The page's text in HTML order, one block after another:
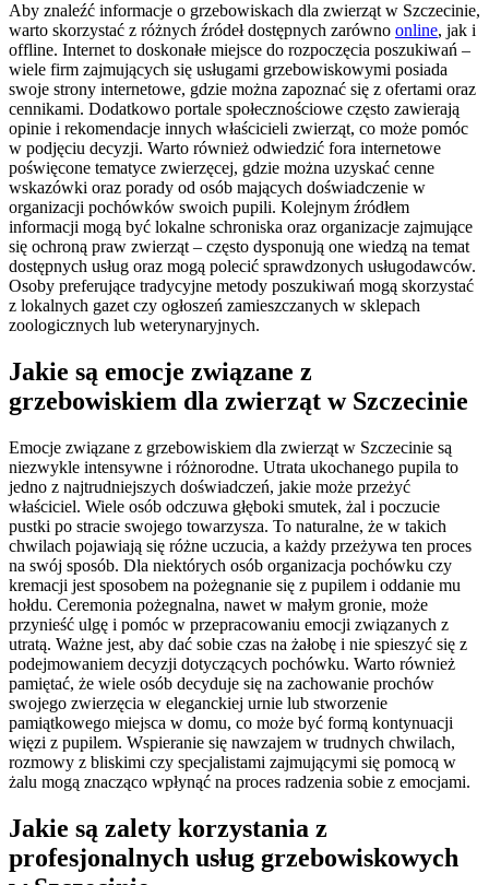
Aby znaleźć informacje o grzebowiskach dla zwierząt w Szczecinie,
warto skorzystać z różnych źródeł dostępnych zarówno online, jak i
offline. Internet to doskonałe miejsce do rozpoczęcia poszukiwań –
wiele firm zajmujących się usługami grzebowiskowymi posiada
swoje strony internetowe, gdzie można zapoznać się z ofertami oraz
cennikami. Dodatkowo portale społecznościowe często zawierają
opinie i rekomendacje innych właścicieli zwierząt, co może pomóc
w podjęciu decyzji. Warto również odwiedzić fora internetowe
poświęcone tematyce zwierzęcej, gdzie można uzyskać cenne
wskazówki oraz porady od osób mających doświadczenie w
organizacji pochówków swoich pupili. Kolejnym źródłem
informacji mogą być lokalne schroniska oraz organizacje zajmujące
się ochroną praw zwierząt – często dysponują one wiedzą na temat
dostępnych usług oraz mogą polecić sprawdzonych usługodawców.
Osoby preferujące tradycyjne metody poszukiwań mogą skorzystać
z lokalnych gazet czy ogłoszeń zamieszczanych w sklepach
zoologicznych lub weterynaryjnych.
Jakie są emocje związane z
grzebowiskiem dla zwierząt w Szczecinie
Emocje związane z grzebowiskiem dla zwierząt w Szczecinie są
niezwykle intensywne i różnorodne. Utrata ukochanego pupila to
jedno z najtrudniejszych doświadczeń, jakie może przeżyć
właściciel. Wiele osób odczuwa głęboki smutek, żal i poczucie
pustki po stracie swojego towarzysza. To naturalne, że w takich
chwilach pojawiają się różne uczucia, a każdy przeżywa ten proces
na swój sposób. Dla niektórych osób organizacja pochówku czy
kremacji jest sposobem na pożegnanie się z pupilem i oddanie mu
hołdu. Ceremonia pożegnalna, nawet w małym gronie, może
przynieść ulgę i pomóc w przepracowaniu emocji związanych z
utratą. Ważne jest, aby dać sobie czas na żałobę i nie spieszyć się z
podejmowaniem decyzji dotyczących pochówku. Warto również
pamiętać, że wiele osób decyduje się na zachowanie prochów
swojego zwierzęcia w eleganckiej urnie lub stworzenie
pamiątkowego miejsca w domu, co może być formą kontynuacji
więzi z pupilem. Wspieranie się nawzajem w trudnych chwilach,
rozmowy z bliskimi czy specjalistami zajmującymi się pomocą w
żalu mogą znacząco wpłynąć na proces radzenia sobie z emocjami.
Jakie są zalety korzystania z
profesjonalnych usług grzebowiskowych